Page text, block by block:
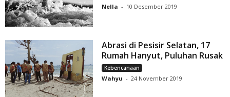
Nella - 10 Desember 2019
Abrasi di Pesisir Selatan, 17
Rumah Hanyut, Puluhan Rusak
Kebencanaan
Wahyu - 24 November 2019